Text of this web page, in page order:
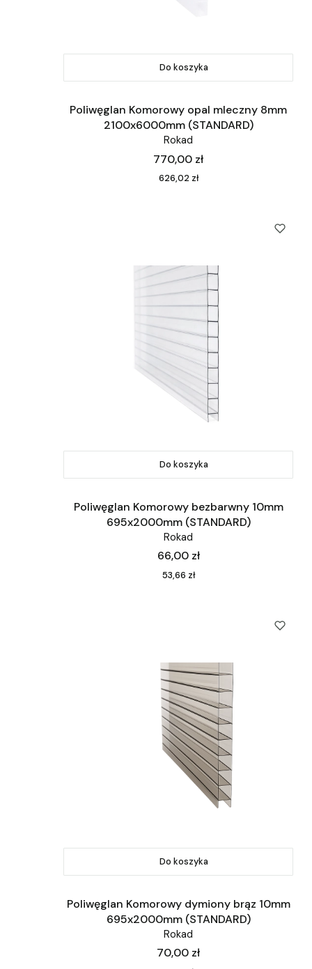
Do koszyka
Poliwęglan Komorowy opal mleczny 8mm
2100x6000mm (STANDARD)
Rokad
Cena
770,00 zł
Cena
626,02 zł
Do koszyka
Poliwęglan Komorowy bezbarwny 10mm
695x2000mm (STANDARD)
Rokad
Cena
66,00 zł
Cena
53,66 zł
Do koszyka
Poliwęglan Komorowy dymiony brąz 10mm
695x2000mm (STANDARD)
Rokad
Cena
70,00 zł